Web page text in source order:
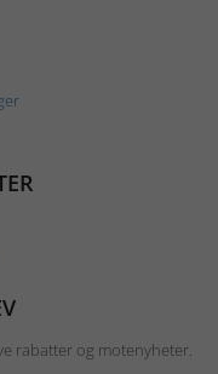
rabatter og motenyheter.